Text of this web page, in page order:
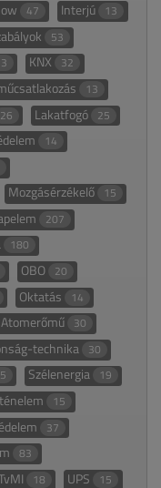
47 Interjú 13
53
KNX 32
13
26 Lakatfogó 25
14
Mozgásérzékelő 15
207
180
OBO 20
Oktatás 14
30
technika 30
Szélenergia 19
15
37
83
18 UPS 15